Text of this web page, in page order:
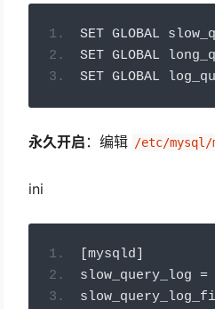
SET GLOBAL
SET GLOBAL
SET GLOBAL
永久开启 ：编辑 /etc/mysql/
ini
mysqld
slow_query_log =